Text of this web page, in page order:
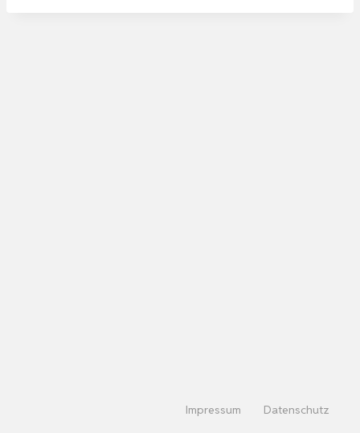
Impressum Datenschutz